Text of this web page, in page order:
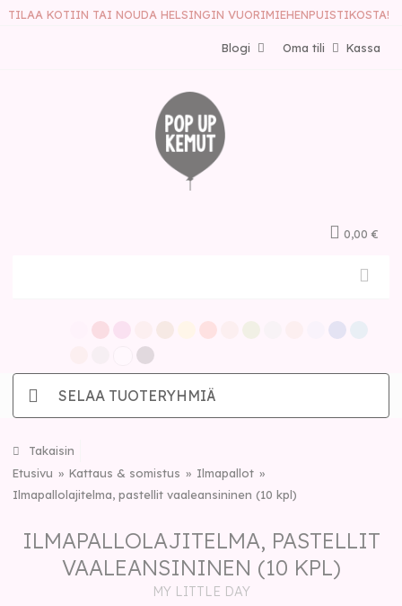
TILAA KOTIIN TAI NOUDA HELSINGIN VUORIMIEHENPUISTIKOSTA!
Kassa
Oma tili
Blogi
0,00 €
SELAA TUOTERYHMIÄ
Takaisin
Etusivu
Kattaus & somistus
Ilmapallot
Ilmapallolajitelma, pastellit vaaleansininen (10 kpl)
ILMAPALLOLAJITELMA, PASTELLIT
VAALEANSININEN (10 KPL)
MY LITTLE DAY